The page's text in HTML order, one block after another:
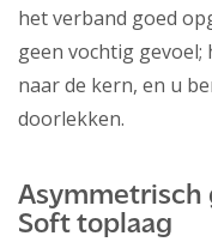
het verband goed
geen vochtig
naar de kern, en u
doorlekken.
Asymmetrisch
Soft toplaag